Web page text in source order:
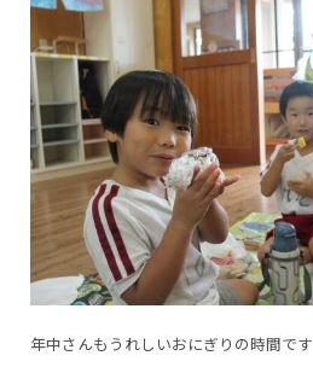
年中さんもうれしいおにぎりの時間です